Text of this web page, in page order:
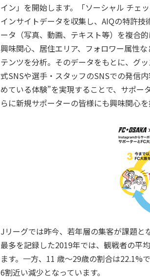
イン」を開始します。「ソーシャル チェ
インサイトデータを収集し、AIQの特許
ータ（写真、動画、テキスト等）を複合
興味関心、居住エリア、フォロワー属性
テンツを分析。そのデータをもとに、グ
式SNSや選手・スタッフのSNSでの発信
めている体験”を実現することで、サポー
らに新規サポーターの皆様にも興味関心
Jリーグでは昨今、若年層の集客が課題と
最多を記録した2019年では、観戦者の平
ます。一方、11 歳～29歳の割合は22.1%
6割近い減少となっています。